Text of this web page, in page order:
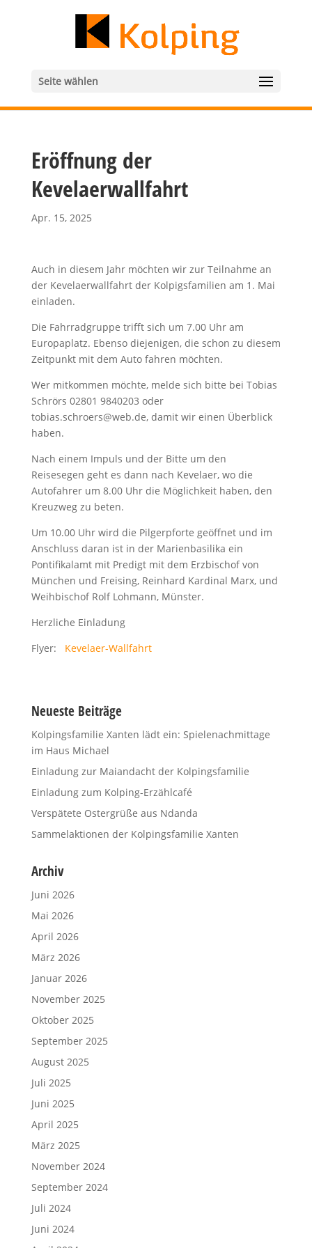
Seite wählen
Eröffnung der
Kevelaerwallfahrt
Apr. 15, 2025
Auch in diesem Jahr möchten wir zur Teilnahme an
der Kevelaerwallfahrt der Kolpigsfamilien am 1. Mai
einladen.
Die Fahrradgruppe trifft sich um 7.00 Uhr am
Europaplatz. Ebenso diejenigen, die schon zu diesem
Zeitpunkt mit dem Auto fahren möchten.
Wer mitkommen möchte, melde sich bitte bei Tobias
Schrörs 02801 9840203 oder
tobias.schroers@web.de, damit wir einen Überblick
haben.
Nach einem Impuls und der Bitte um den
Reisesegen geht es dann nach Kevelaer, wo die
Autofahrer um 8.00 Uhr die Möglichkeit haben, den
Kreuzweg zu beten.
Um 10.00 Uhr wird die Pilgerpforte geöffnet und im
Anschluss daran ist in der Marienbasilika ein
Pontifikalamt mit Predigt mit dem Erzbischof von
München und Freising, Reinhard Kardinal Marx, und
Weihbischof Rolf Lohmann, Münster.
Herzliche Einladung
Flyer: Kevelaer-Wallfahrt
Neueste Beiträge
Kolpingsfamilie Xanten lädt ein: Spielenachmittage
im Haus Michael
Einladung zur Maiandacht der Kolpingsfamilie
Einladung zum Kolping-Erzählcafé
Verspätete Ostergrüße aus Ndanda
Sammelaktionen der Kolpingsfamilie Xanten
Archiv
Juni 2026
Mai 2026
April 2026
März 2026
Januar 2026
November 2025
Oktober 2025
September 2025
August 2025
Juli 2025
Juni 2025
April 2025
März 2025
November 2024
September 2024
Juli 2024
Juni 2024